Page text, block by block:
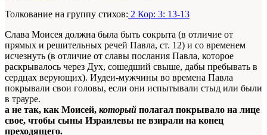
Толкование на группу стихов: 2 Кор: 3: 13-13
Слава Моисея должна была быть сокрыта (в отличие от
прямых и решительных речей Павла, ст. 12) и со временем
исчезнуть (в отличие от славы послания Павла, которое
раскрывалось через Дух, сошедший свыше, дабы пребывать в
сердцах верующих). Иудеи-мужчины во времена Павла
покрывали свои головы, если они испытывали стыд или были
в трауре.
а не так, как Моисей, который полагал покрывало на лице
свое, чтобы сыны Израилевы не взирали на конец
преходящего.